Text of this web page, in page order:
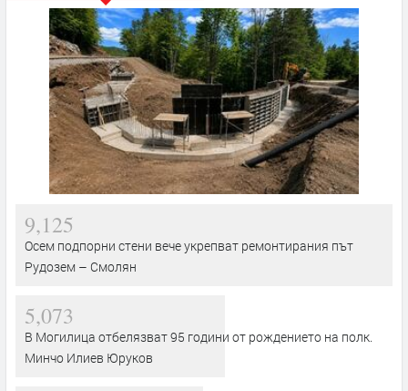
9,125
Осем подпорни стени вече укрепват ремонтирания път
Рудозем – Смолян
5,073
В Могилица отбелязват 95 години от рождението на полк.
Минчо Илиев Юруков